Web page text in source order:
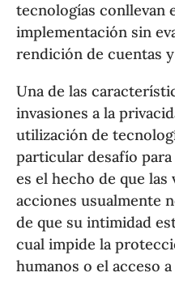
tecnologías conllevan
implementación sin
rendición de cuentas
Una de las
invasiones a la
utilización de
particular desafío
es el hecho de que
acciones usualmente
de que su intimidad
cual impide la
humanos o el acceso